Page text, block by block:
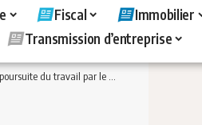
Fiscal Immobilier
Transmission d’entreprise
accord quant au renouvellement du contrat initial avant l’échéance de celui.